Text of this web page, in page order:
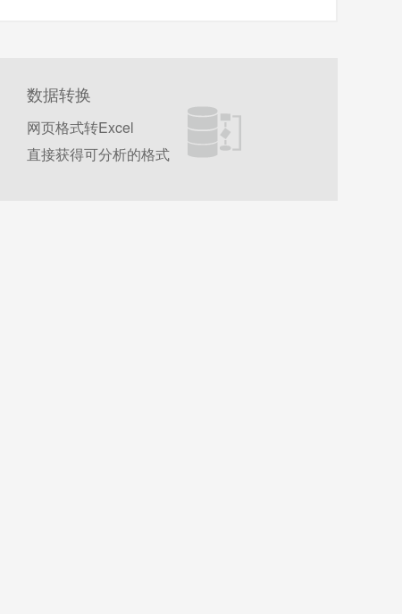
数据转换
网页格式转Excel
直接获得可分析的格式